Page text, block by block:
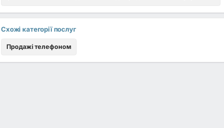
Схожі категорії послуг
Продажі телефоном